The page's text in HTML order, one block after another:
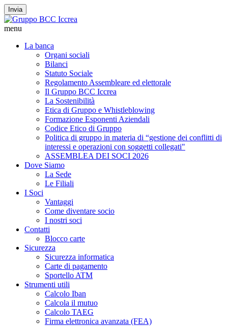
Invia
menu
La banca
Organi sociali
Bilanci
Statuto Sociale
Regolamento Assembleare ed elettorale
Il Gruppo BCC Iccrea
La Sostenibilità
Etica di Gruppo e Whistleblowing
Formazione Esponenti Aziendali
Codice Etico di Gruppo
Politica di gruppo in materia di “gestione dei conflitti di
interessi e operazioni con soggetti collegati"
ASSEMBLEA DEI SOCI 2026
Dove Siamo
La Sede
Le Filiali
I Soci
Vantaggi
Come diventare socio
I nostri soci
Contatti
Blocco carte
Sicurezza
Sicurezza informatica
Carte di pagamento
Sportello ATM
Strumenti utili
Calcolo Iban
Calcola il mutuo
Calcolo TAEG
Firma elettronica avanzata (FEA)